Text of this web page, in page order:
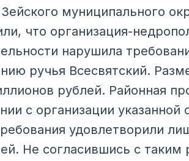
муниципального
что организация-
нарушила
ручья Всесвятский.
рублей. Районная
с организации
удовлетворили
Не согласившись с